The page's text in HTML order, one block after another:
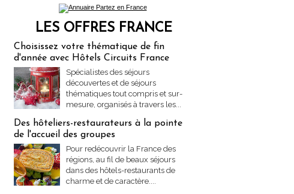
LES OFFRES FRANCE
Choisissez votre thématique de fin
d'année avec Hôtels Circuits France
Spécialistes des séjours
découvertes et de séjours
thématiques tout compris et sur-
mesure, organisés à travers les...
Des hôteliers-restaurateurs à la pointe
de l'accueil des groupes
Pour redécouvrir la France des
régions, au fil de beaux séjours
dans des hôtels-restaurants de
charme et de caractère....